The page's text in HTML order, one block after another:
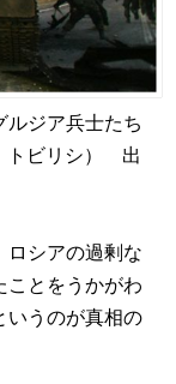
ジア兵士たち
トビリシ） 出
ロシアの過剰な
ことをうかがわ
いうのが真相の